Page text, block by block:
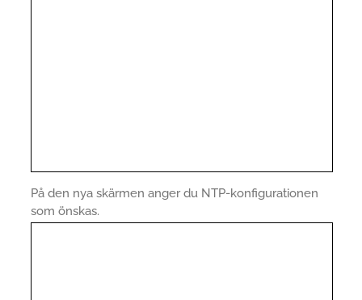
På den nya skärmen anger du NTP-konfigurationen
som önskas.